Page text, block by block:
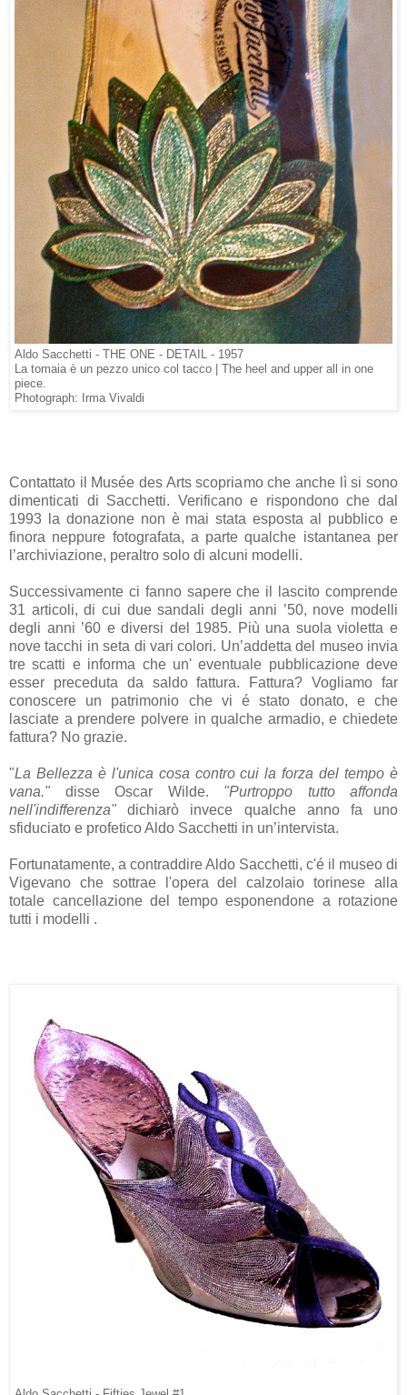
Aldo Sacchetti - THE ONE - DETAIL - 1957
La tomaia è un pezzo unico col tacco | The heel and upper all in one
piece.
Photograph: Irma Vivaldi
Contattato il Musée des Arts scopriamo che anche lì si sono
dimenticati di Sacchetti. Verificano e rispondono che dal
1993 la donazione non è mai stata esposta al pubblico e
finora neppure fotografata, a parte qualche istantanea per
l’archiviazione, peraltro solo di alcuni modelli.
Successivamente ci fanno sapere che il lascito comprende
31 articoli, di cui due sandali degli anni ’50, nove modelli
degli anni ’60 e diversi del 1985. Più una suola violetta e
nove tacchi in seta di vari colori. Un’addetta del museo invia
tre scatti e informa che un' eventuale pubblicazione deve
esser preceduta da saldo fattura. Fattura? Vogliamo far
conoscere un patrimonio che vi é stato donato, e che
lasciate a prendere polvere in qualche armadio, e chiedete
fattura? No grazie.
"La Bellezza è l'unica cosa contro cui la forza del tempo è
vana." disse Oscar Wilde. "Purtroppo tutto affonda
nell'indifferenza" dichiarò invece qualche anno fa uno
sfiduciato e profetico Aldo Sacchetti in un’intervista.
Fortunatamente, a contraddire Aldo Sacchetti, c'é il museo di
Vigevano che sottrae l'opera del calzolaio torinese alla
totale cancellazione del tempo esponendone a rotazione
tutti i modelli .